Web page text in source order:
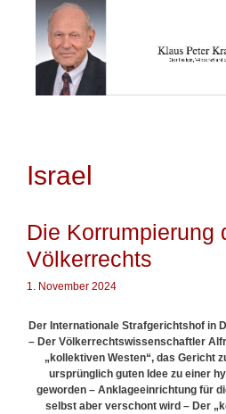
Israel
Die Korrumpierung
Völkerrechts
1. November 2024
Der Internationale Strafgerichtshof in
– Der Völkerrechtswissenschaftler
„kollektiven Westen“, das Gericht
ursprünglich guten Idee zu einer
geworden – Anklageeinrichtung für
selbst aber verschont wird – Der